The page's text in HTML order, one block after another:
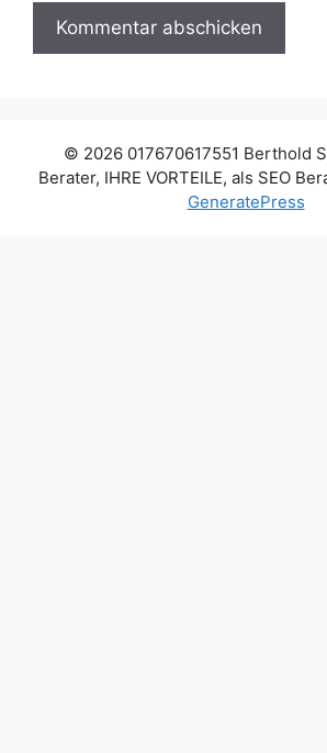
© 2026 017670617551 Berthold
Berater, IHRE VORTEILE, als SEO
GeneratePress